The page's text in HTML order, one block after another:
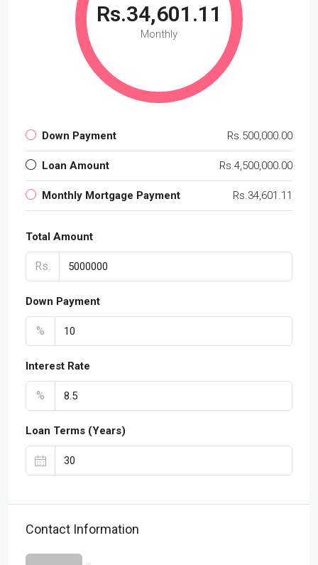
Rs.34,601.11
Monthly
Down Payment Rs.500,000.00
Loan Amount Rs.4,500,000.00
Monthly Mortgage Payment Rs.34,601.11
Total Amount
Rs.
Down Payment
%
Interest Rate
%
Loan Terms (Years)
Contact Information